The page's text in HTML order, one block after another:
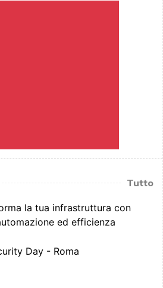
Tutto
la tua infrastruttura con
ed efficienza
Day - Roma